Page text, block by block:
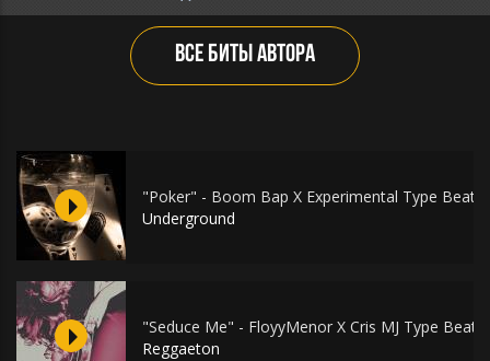
ВСЕ БИТЫ АВТОРА
"Poker" - Boom Bap X Experimental Type Beat
Underground
"Seduce Me" - FloyyMenor X Cris MJ Type Beat
Reggaeton